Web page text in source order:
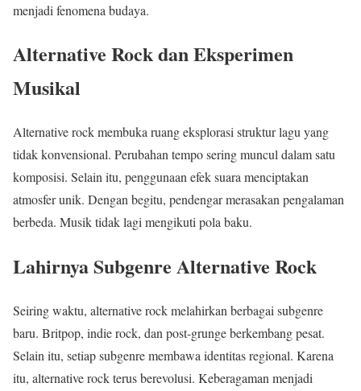
menjadi fenomena budaya.
Alternative Rock dan Eksperimen
Musikal
Alternative rock membuka ruang eksplorasi struktur lagu yang
tidak konvensional. Perubahan tempo sering muncul dalam satu
komposisi. Selain itu, penggunaan efek suara menciptakan
atmosfer unik. Dengan begitu, pendengar merasakan pengalaman
berbeda. Musik tidak lagi mengikuti pola baku.
Lahirnya Subgenre Alternative Rock
Seiring waktu, alternative rock melahirkan berbagai subgenre
baru. Britpop, indie rock, dan post-grunge berkembang pesat.
Selain itu, setiap subgenre membawa identitas regional. Karena
itu, alternative rock terus berevolusi. Keberagaman menjadi